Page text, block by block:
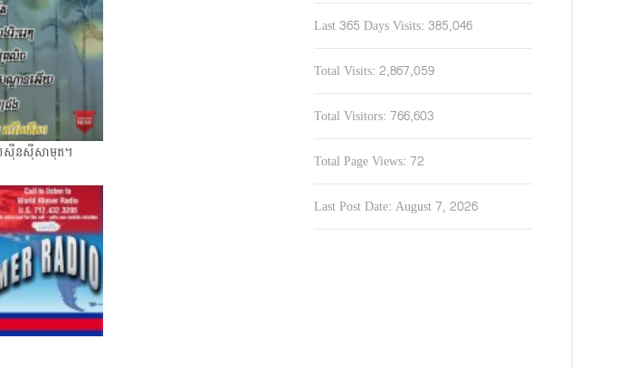
យស៊ីនស៊ីសាមុត។
Last 365 Days Visits: 385,046
Total Visits: 2,867,059
Total Visitors: 766,603
Total Page Views: 72
Last Post Date: August 7, 2026